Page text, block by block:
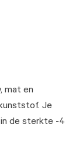
mat en
Je
in de sterkte -4